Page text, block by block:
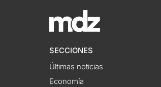
SECCIONES
Últimas noticias
Economía